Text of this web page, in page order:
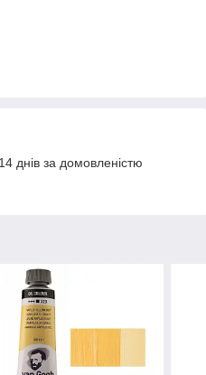
днів за домовленістю